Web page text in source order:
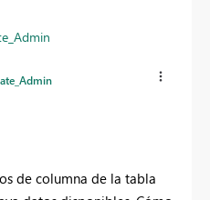
de columna de la tabla